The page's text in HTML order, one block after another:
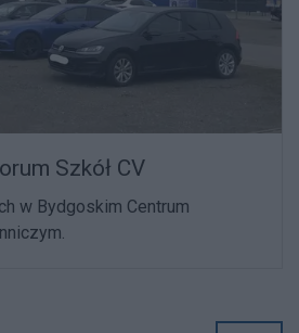
Szkół CV
w Bydgoskim Centrum